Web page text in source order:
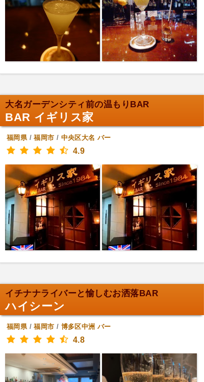
大名ガーデンシティ前の温もりBAR
BAR イギリス家
福岡県/福岡市 / 中央区大名 バー
4.9
イチナナライバーと愉しむお洒落BAR
ハイシーン
福岡県/福岡市 / 博多区中洲 バー
4.8